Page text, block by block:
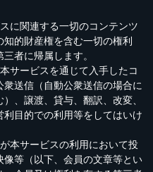
に関連する一切のコンテンツ
的財産権を含む一切の権利
者に帰属します。
サービスを通じて入手したコ
送信（自動公衆送信の場合に
、譲渡、貸与、翻訳、改変、
目的での利用等をしてはいけ
本サービスの利用において投
等（以下、会員の文章等とい